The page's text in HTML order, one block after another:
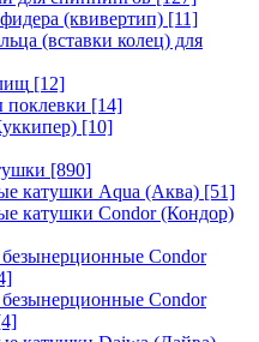
(квивертип) [11]
(вставки колец) для
[12]
поклевки [14]
[10]
[890]
катушки Aqua (Аква) [51]
катушки Condor (Кондор)
Condor
Condor